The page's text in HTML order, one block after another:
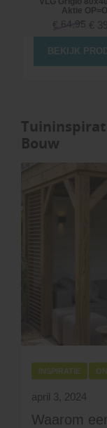
Aktie
€ 64,95 €
BEKIJK
Bouw
INSPIRATIE
april 3, 2024
Waarom